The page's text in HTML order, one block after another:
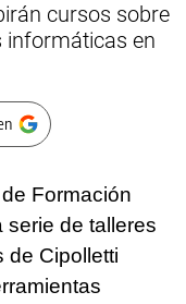
cursos sobre
informáticas en
Formación
serie de talleres
de Cipolletti